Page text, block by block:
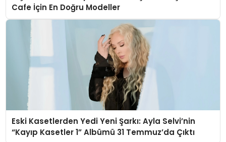
Cafe İçin En Doğru Modeller
Eski Kasetlerden Yedi Yeni Şarkı: Ayla Selvi’nin
“Kayıp Kasetler 1” Albümü 31 Temmuz’da Çıktı